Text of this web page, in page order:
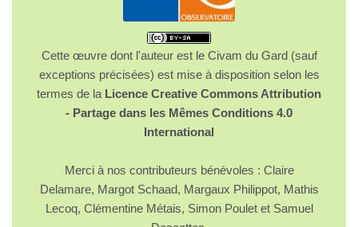
Cette œuvre dont l'auteur est le Civam du Gard (sauf
exceptions précisées) est mise à disposition selon les
termes de la Licence Creative Commons Attribution
- Partage dans les Mêmes Conditions 4.0
International
Merci à nos contributeurs bénévoles : Claire
Delamare, Margot Schaad, Margaux Philippot, Mathis
Lecoq, Clémentine Métais, Simon Poulet et Samuel